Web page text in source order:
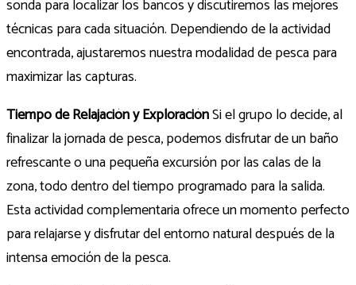
sonda para localizar los bancos y discutiremos las mejores
técnicas para cada situación. Dependiendo de la actividad
encontrada, ajustaremos nuestra modalidad de pesca para
maximizar las capturas.
Tiempo de Relajación y ExploraciónSi el grupo lo decide, al
finalizar la jornada de pesca, podemos disfrutar de un baño
refrescante o una pequeña excursión por las calas de la
zona, todo dentro del tiempo programado para la salida.
Esta actividad complementaria ofrece un momento perfecto
para relajarse y disfrutar del entorno natural después de la
intensa emoción de la pesca.